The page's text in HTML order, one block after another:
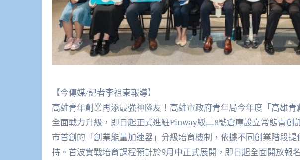
【今傳媒/記者李祖東報導】
高雄青年創業再添最強神隊友！高雄市政府青年局今年度「高雄青
全面戰力升級，即日起正式進駐Pinway駁二8號倉庫設立常態青創
市首創的「創業能量加速器」分級培育機制，依據不同創業階段
持。首波實戰培育課程預計於9月中正式展開，即日起全面開放報